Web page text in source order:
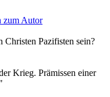
zum Autor
Christen Pazifisten sein?
Krieg. Prämissen einer